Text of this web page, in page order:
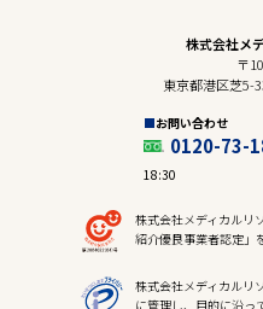
株式会社メ
〒
東京都港区芝5-
お問い合わせ
0120-73-
18:30
株式会社メディカルリ
紹介優良事業者認定」
株式会社メディカルリ
に管理し、目的に沿っ